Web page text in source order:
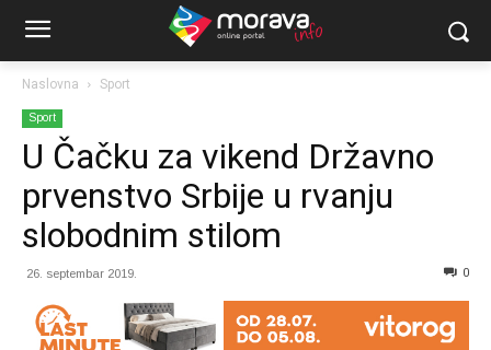
Naslovna Sport
Sport
U Čačku za vikend Državno
prvenstvo Srbije u rvanju
slobodnim stilom
26. septembar 2019. 0